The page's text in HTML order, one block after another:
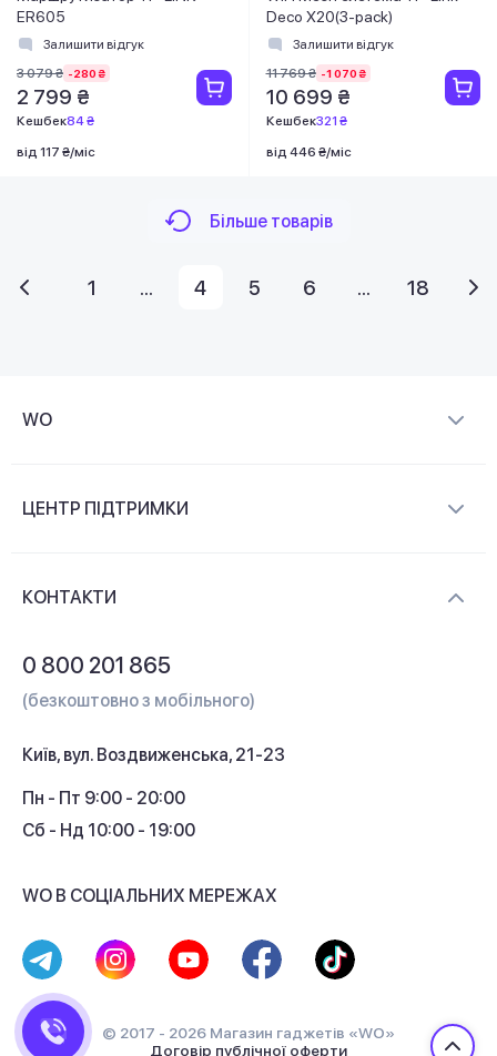
ER605
Залишити відгук
3 079 ₴ -280 ₴
2 799 ₴
Кешбек84 ₴
від 117 ₴/міс
Deco X20(3-pack)
Залишити відгук
11 769 ₴ -1 070 ₴
10 699 ₴
Кешбек321 ₴
від 446 ₴/міс
Більше товарів
1 ... 4 5 6 ... 18
WO
Контакти
ЦЕНТР ПІДТРИМКИ
Кешбек
КОНТАКТИ
0 800 201 865
(безкоштовно з мобільного)
Київ, вул. Воздвиженська, 21-23
Пн - Пт 9:00 - 20:00
Сб - Нд 10:00 - 19:00
WO В СОЦІАЛЬНИХ МЕРЕЖАХ
© 2017 - 2026 Магазин гаджетів «WO»
Договір публічної оферти